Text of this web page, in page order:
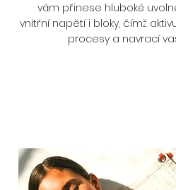
vám přinese hluboké
vnitřní napětí i bloky, čímž
procesy a navrací